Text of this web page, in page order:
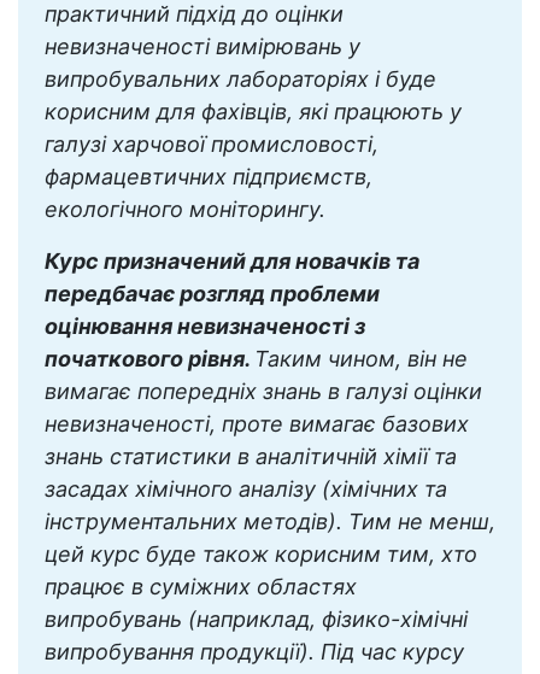
практичний підхід до оцінки
невизначеності вимірювань у
випробувальних лабораторіях і буде
корисним для фахівців, які працюють у
галузі харчової промисловості,
фармацевтичних підприємств,
екологічного моніторингу.
Курс призначений для новачків та
передбачає розгляд проблеми
оцінювання невизначеності з
початкового рівня. Таким чином, він не
вимагає попередніх знань в галузі оцінки
невизначеності, проте вимагає базових
знань статистики в аналітичній хімії та
засадах хімічного аналізу (хімічних та
інструментальних методів). Тим не менш,
цей курс буде також корисним тим, хто
працює в суміжних областях
випробувань (наприклад, фізико-хімічні
випробування продукції). Під час курсу